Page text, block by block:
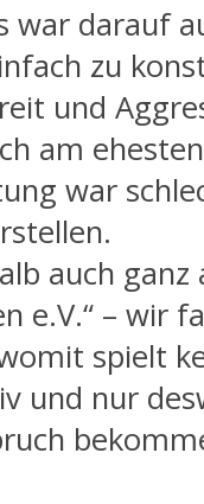
war darauf
zu
und
am
war
auch
e.V.“ – wir
spielt
und nur